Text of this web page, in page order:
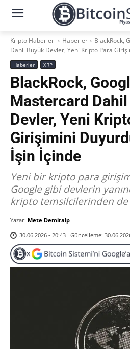
Kripto Haberleri Haberler
BlackRock,
Dahil Büyük Devler, Yeni Kripto Para
Haberler XRP
BlackRock,
Mastercard
Devler, Yeni
Girişimini
İşin İçinde
Yeni bir kripto para
Google gibi devlerin
kripto temsilcilerinden de
Yazar: Mete Demiralp
30.06.2026 - 20:43 Güncelleme: